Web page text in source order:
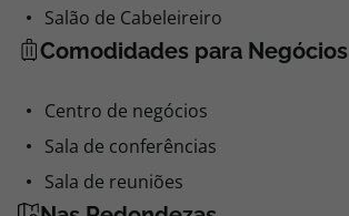
Salão de Cabeleireiro
Comodidades para Negócios
Centro de negócios
Sala de conferências
Sala de reuniões